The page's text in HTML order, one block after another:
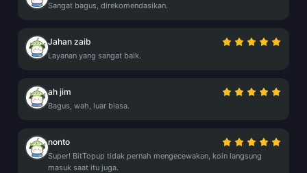
Sangat bagus, direkomendasikan.
Jahan zaib
Layanan yang sangat baik.
ah jim
Bagus, wah, luar biasa.
nonto
Super! BitTopup tidak pernah mengecewakan, koin langsung
masuk saat itu juga.